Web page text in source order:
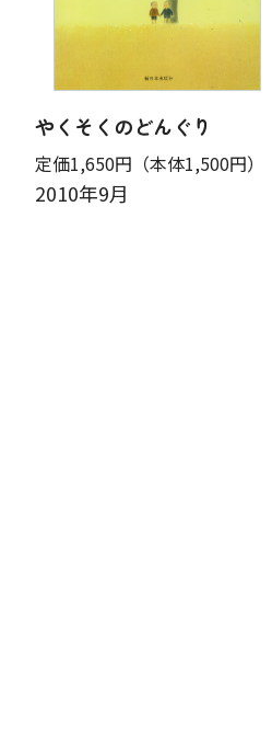
やくそくのどんぐり
定価1,650円 （本体1,500円）
2010年9月